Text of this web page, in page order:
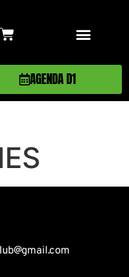
AGENDA D1